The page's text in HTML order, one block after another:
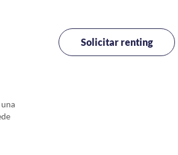
Solicitar renting